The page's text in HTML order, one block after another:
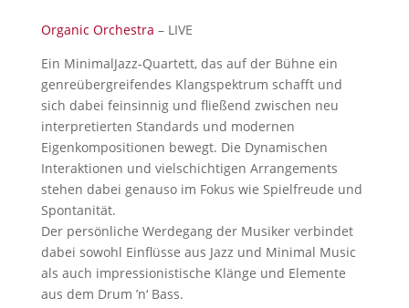
Organic Orchestra – LIVE
Ein MinimalJazz-Quartett, das auf der Bühne ein
genreübergreifendes Klangspektrum schafft und
sich dabei feinsinnig und fließend zwischen neu
interpretierten Standards und modernen
Eigenkompositionen bewegt. Die Dynamischen
Interaktionen und vielschichtigen Arrangements
stehen dabei genauso im Fokus wie Spielfreude und
Spontanität.
Der persönliche Werdegang der Musiker verbindet
dabei sowohl Einflüsse aus Jazz und Minimal Music
als auch impressionistische Klänge und Elemente
aus dem Drum ’n‘ Bass.